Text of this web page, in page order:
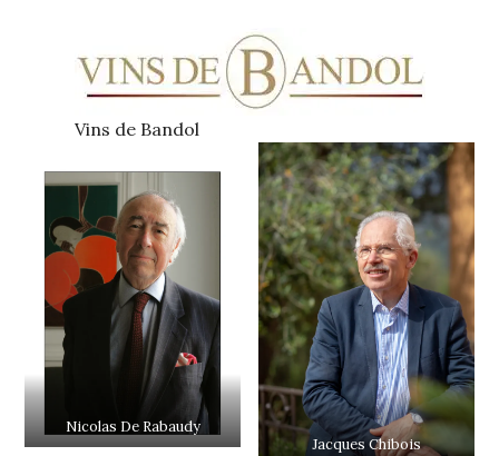
Vins de Bandol
Nicolas De Rabaudy
Jacques Chibois